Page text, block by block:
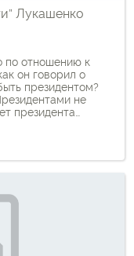
Лукашенко
по отношению к
он говорил о
президентом?
не
президента
То есть, есть
быть […]